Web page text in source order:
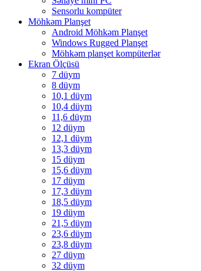
Sensorlu kompüter
Möhkəm Planşet
Android Möhkəm Planşet
Windows Rugged Planşet
Möhkəm planşet kompüterlər
Ekran Ölçüsü
7 düym
8 düym
10,1 düym
10,4 düym
11,6 düym
12 düym
12,1 düym
13,3 düym
15 düym
15,6 düym
17 düym
17,3 düym
18,5 düym
19 düym
21,5 düym
23,6 düym
23,8 düym
27 düym
32 düym